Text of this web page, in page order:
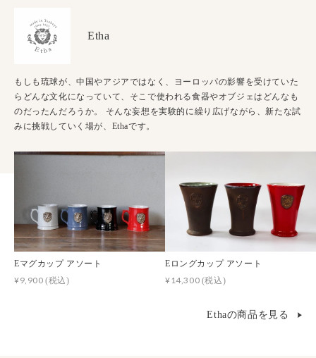
Etha
もしも琉球が、中国やアジアではなく、ヨーロッパの影響を受けていた
らどんな文化になっていて、そこで使われる食器やオブジェはどんなも
のだったんだろうか。 そんな妄想を実験的に繰り広げながら、新たな試
みに挑戦していく場が、Ethaです。
Eマグカップ アソート
¥9,900(税込)
Eロングカップ アソート
¥14,300 (税込)
Ethaの商品を見る